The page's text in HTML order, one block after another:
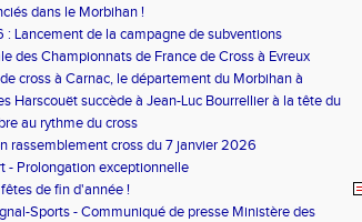
dans le Morbihan !
: Lancement de la campagne de subventions
des Championnats de France de Cross à Evreux
cross à Carnac, le département du Morbihan à
Harscouët succède à Jean-Luc Bourrellier à la tête du
Morbihan
au rythme du cross
rassemblement cross du 7 janvier 2026
- Prolongation exceptionnelle
de fin d'année !
Sports - Communiqué de presse Ministère des
Aide à la formation